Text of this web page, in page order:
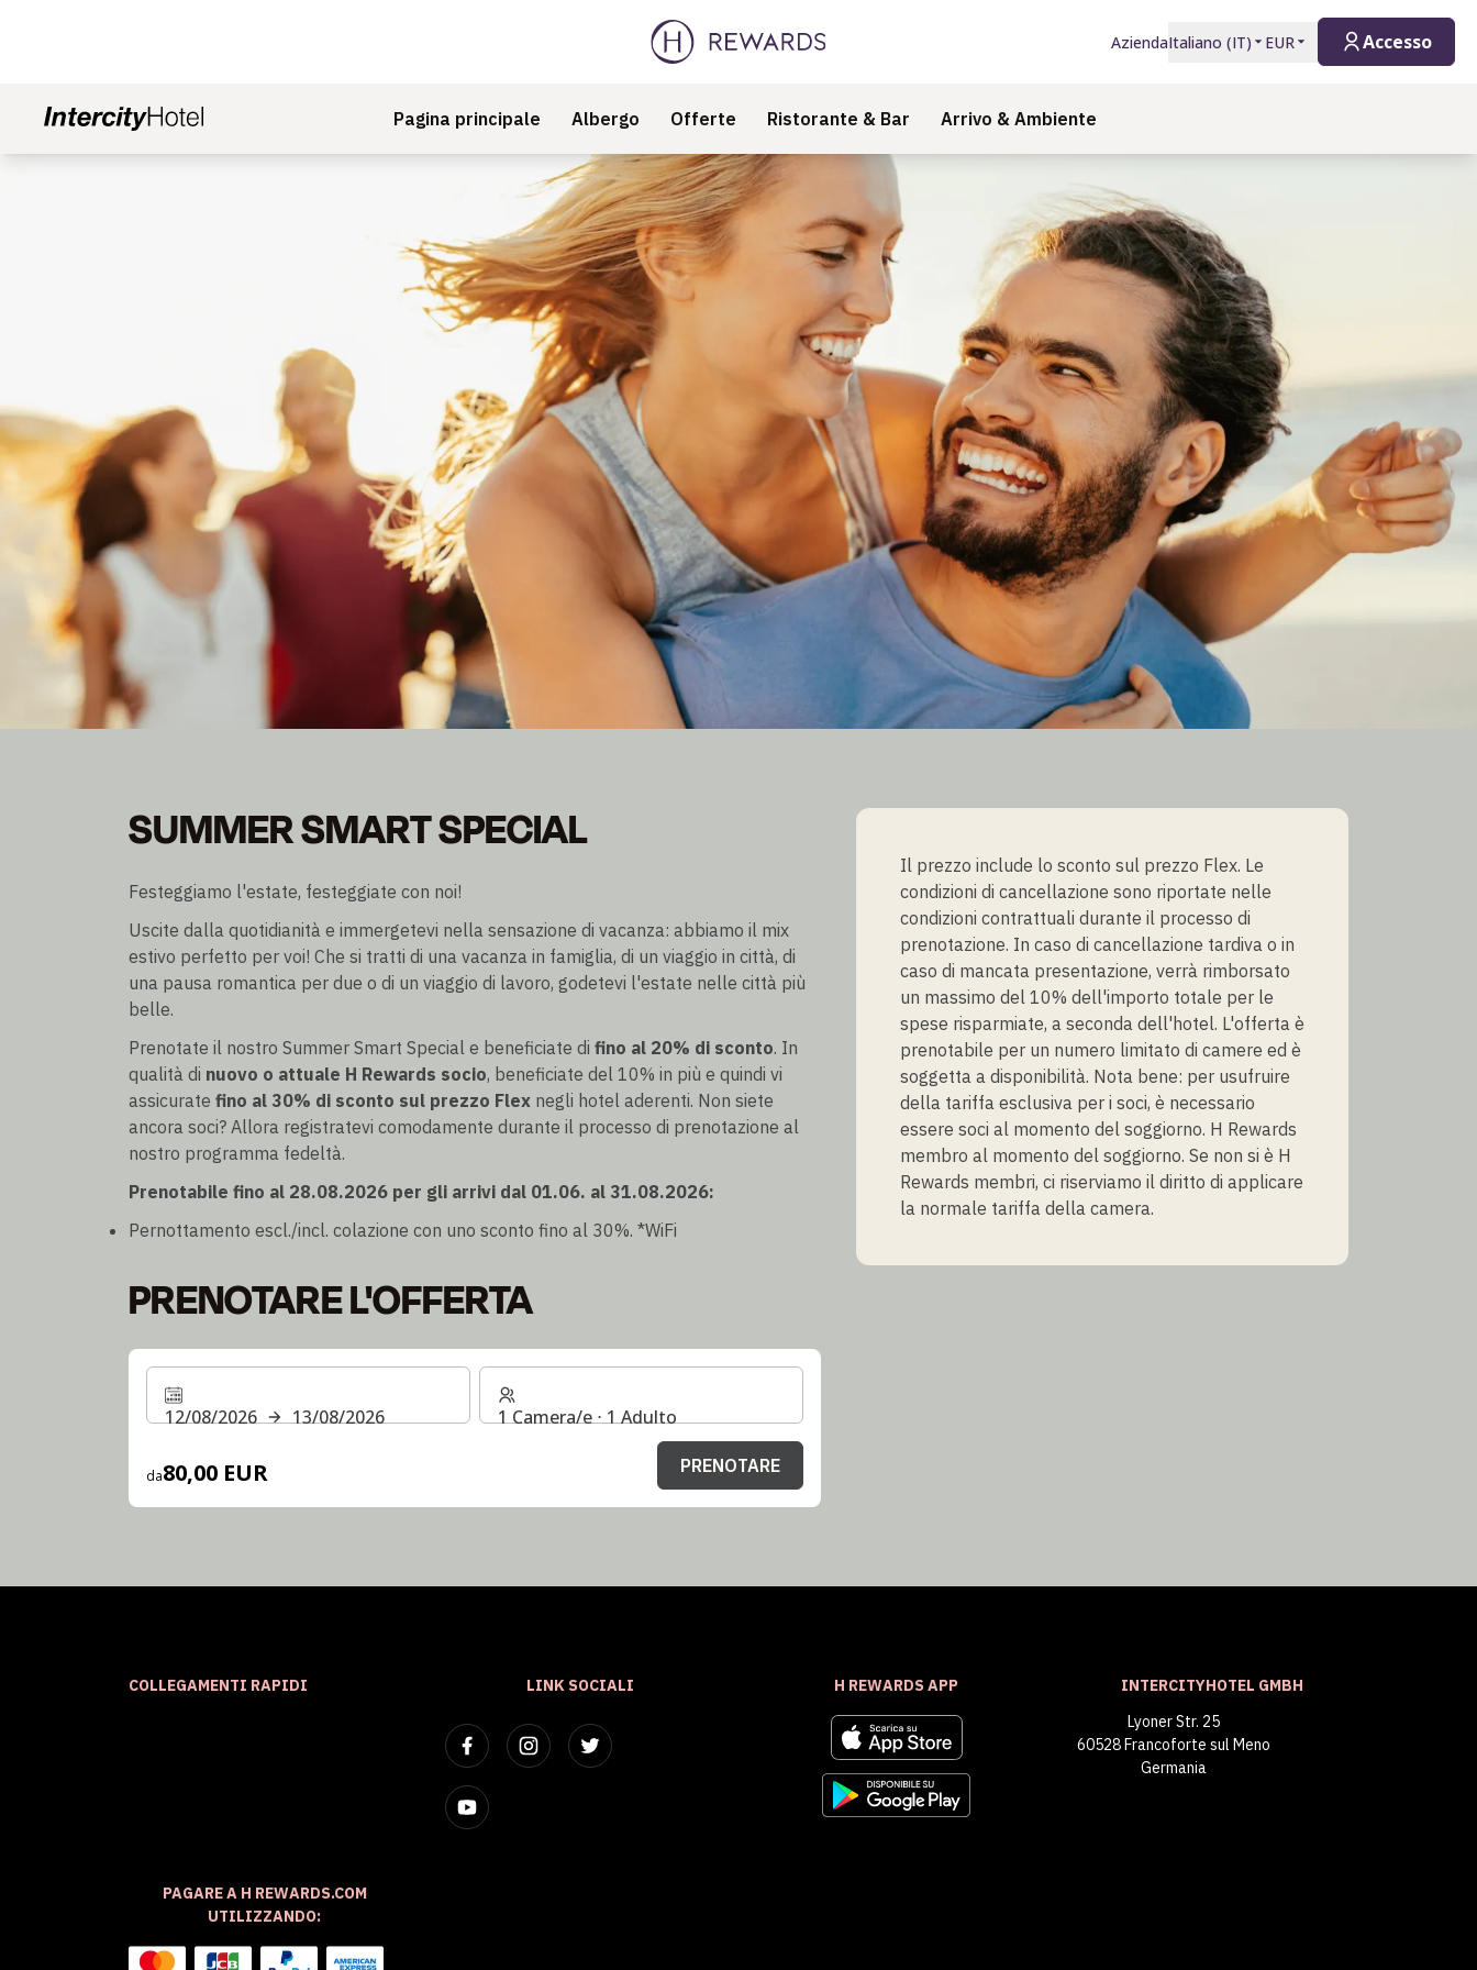
AziendaItaliano (IT) EUR Accesso
Pagina principale Albergo Offerte Ristorante & Bar Arrivo & Ambiente
Diventa socio e risparmia fino al 30% di sconto
SUMMER SMART SPECIAL
Festeggiamo l'estate, festeggiate con noi!
Uscite dalla quotidianità e immergetevi nella sensazione di vacanza: abbiamo il mix
estivo perfetto per voi! Che si tratti di una vacanza in famiglia, di un viaggio in città, di
una pausa romantica per due o di un viaggio di lavoro, godetevi l'estate nelle città più
belle.
Prenotate il nostro Summer Smart Special e beneficiate di fino al 20% di sconto. In
qualità di nuovo o attuale H Rewards socio, beneficiate del 10% in più e quindi vi
assicurate fino al 30% di sconto sul prezzo Flex negli hotel aderenti. Non siete
ancora soci? Allora registratevi comodamente durante il processo di prenotazione al
nostro programma fedeltà.
Prenotabile fino al 28.08.2026 per gli arrivi dal 01.06. al 31.08.2026:
Pernottamento escl./incl. colazione con uno sconto fino al 30%. *WiFi
PRENOTARE L'OFFERTA
12/08/2026 13/08/2026
da80,00 EUR
1 Camera/e ⋅ 1 Adulto
PRENOTARE
Il prezzo include lo sconto sul prezzo Flex. Le
condizioni di cancellazione sono riportate nelle
condizioni contrattuali durante il processo di
prenotazione. In caso di cancellazione tardiva o in
caso di mancata presentazione, verrà rimborsato
un massimo del 10% dell'importo totale per le
spese risparmiate, a seconda dell'hotel. L'offerta è
prenotabile per un numero limitato di camere ed è
soggetta a disponibilità. Nota bene: per usufruire
della tariffa esclusiva per i soci, è necessario
essere soci al momento del soggiorno. H Rewards
membro al momento del soggiorno. Se non si è H
Rewards membri, ci riserviamo il diritto di applicare
la normale tariffa della camera.
COLLEGAMENTI RAPIDI LINK SOCIALI H REWARDS APP
INTERCITYHOTEL GMBH
Lyoner Str. 25
60528 Francoforte sul Meno
Germania
PAGARE A H REWARDS.COM
UTILIZZANDO: